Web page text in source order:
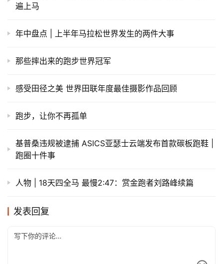
遍上马
年中盘点 | 上半年马拉松世界发生的两件大事
那些摔出来的跑步世界冠军
感受田径之美 世界田联年度最佳摄影作品回顾
跑步，让你不再孤单
基普桑违规被逮捕 ASICS亚瑟士云端发布首款碳板跑鞋 |
跑圈十件事
人物 | 18天四全马 最慢2:47：赏金跑者刘路峰续篇
发表回复